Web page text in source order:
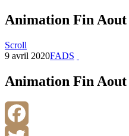
Animation Fin Aout
Scroll
9 avril 2020FADS
Animation Fin Aout